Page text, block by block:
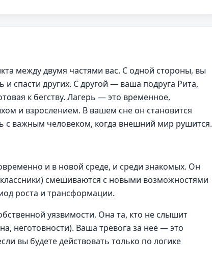
между двумя частями вас. С одной стороны, вы
и спасти других. С другой — ваша подруга Рита,
к бегству. Лагерь — это временное,
и взрослением. В вашем сне он становится
с важным человеком, когда внешний мир рушится.
и в новой среде, и среди знакомых. Он
смешиваются с новыми возможностями
роста и трансформации.
уязвимости. Она та, кто не слышит
неготовности). Ваша тревога за неё — это
вы будете действовать только по логике